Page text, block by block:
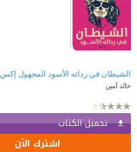
الشيطان في ردائه الأسود المجهول إكس 3
خالد أمين
تحميل الكتاب
اشترك الآن